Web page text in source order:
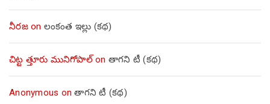
నీరజon లంకంత ఇల్లు (కథ)
చిట్ట త్తూరు మునిగోపాల్on తాగని టీ (కథ)
Anonymous onతాగని టీ (కథ)